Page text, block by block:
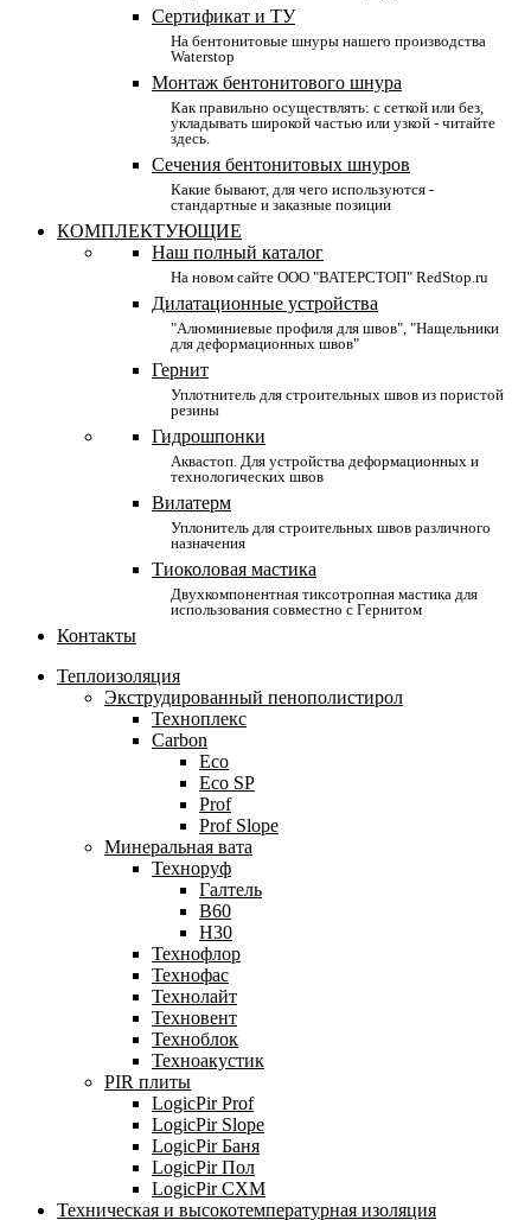
Сертификат и ТУ
На бентонитовые шнуры нашего производства
Waterstop
Монтаж бентонитового шнура
Как правильно осуществлять: с сеткой или без,
укладывать широкой частью или узкой - читайте
здесь.
Сечения бентонитовых шнуров
Какие бывают, для чего используются -
стандартные и заказные позиции
КОМПЛЕКТУЮЩИЕ
Наш полный каталог
На новом сайте ООО "ВАТЕРСТОП" RedStop.ru
Дилатационные устройства
"Алюминиевые профиля для швов", "Нащельники
для деформационных швов"
Гернит
Уплотнитель для строительных швов из пористой
резины
Гидрошпонки
Аквастоп. Для устройства деформационных и
технологических швов
Вилатерм
Уплонитель для строительных швов различного
назначения
Тиоколовая мастика
Двухкомпонентная тиксотропная мастика для
использования совместно с Гернитом
Контакты
Теплоизоляция
Экструдированный пенополистирол
Техноплекс
Carbon
Eco
Eco SP
Prof
Prof Slope
Минеральная вата
Техноруф
Галтель
В60
Н30
Технофлор
Технофас
Технолайт
Техновент
Техноблок
Техноакустик
PIR плиты
LogicPir Prof
LogicPir Slope
LogicPir Баня
LogicPir Пол
LogicPir СХМ
Техническая и высокотемпературная изоляция